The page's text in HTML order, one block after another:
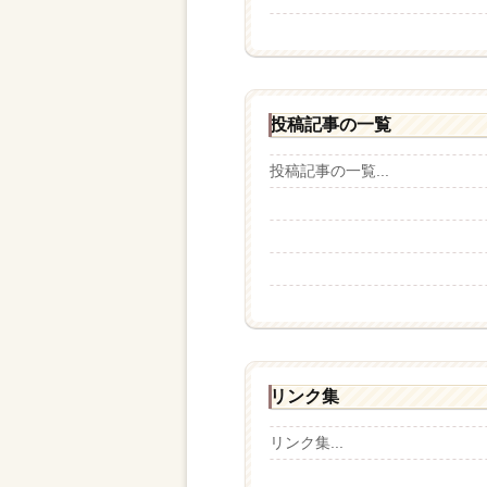
投稿記事の一覧
投稿記事の一覧...
リンク集
リンク集...